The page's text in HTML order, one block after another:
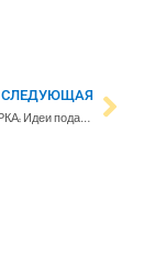
СЛЕДУЮЩАЯ
ФИНСКАЯ ПЯТЕРКА: Идеи подарков на День святого Валентина